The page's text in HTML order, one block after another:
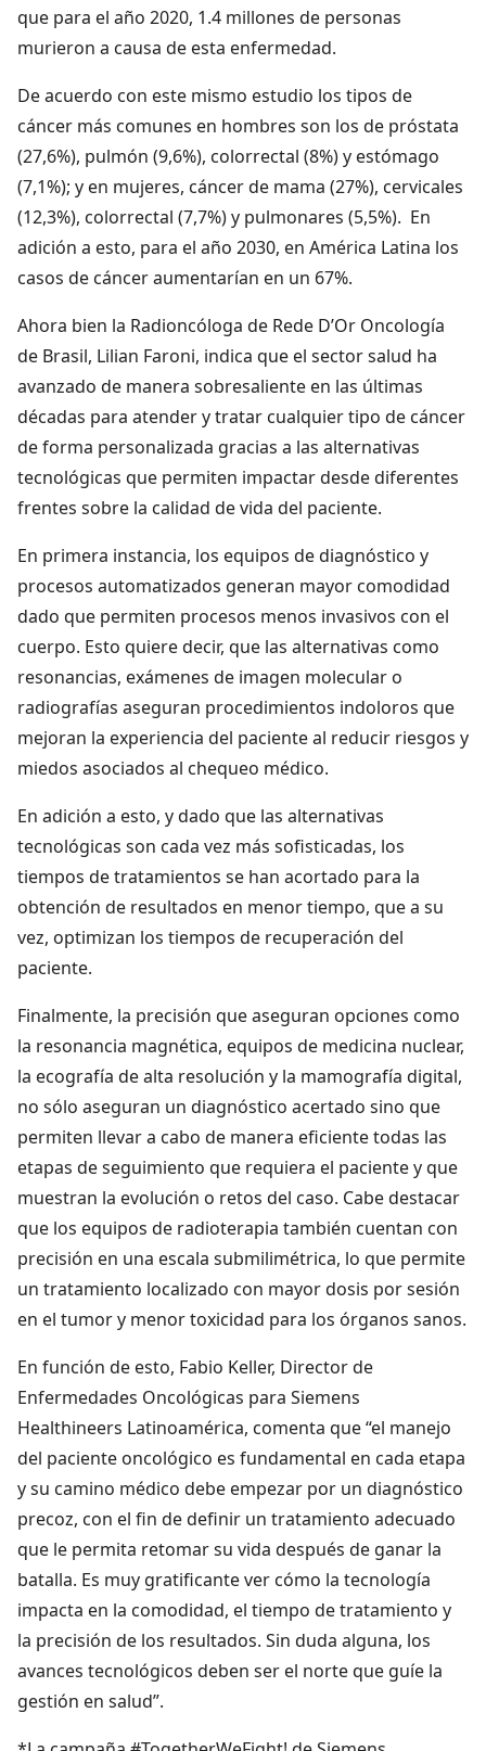
que para el año 2020, 1.4 millones de personas
murieron a causa de esta enfermedad.
De acuerdo con este mismo estudio los tipos de
cáncer más comunes en hombres son los de próstata
(27,6%), pulmón (9,6%), colorrectal (8%) y estómago
(7,1%); y en mujeres, cáncer de mama (27%), cervicales
(12,3%), colorrectal (7,7%) y pulmonares (5,5%). En
adición a esto, para el año 2030, en América Latina los
casos de cáncer aumentarían en un 67%.
Ahora bien la Radioncóloga de Rede D’Or Oncología
de Brasil, Lilian Faroni, indica que el sector salud ha
avanzado de manera sobresaliente en las últimas
décadas para atender y tratar cualquier tipo de cáncer
de forma personalizada gracias a las alternativas
tecnológicas que permiten impactar desde diferentes
frentes sobre la calidad de vida del paciente.
En primera instancia, los equipos de diagnóstico y
procesos automatizados generan mayor comodidad
dado que permiten procesos menos invasivos con el
cuerpo. Esto quiere decir, que las alternativas como
resonancias, exámenes de imagen molecular o
radiografías aseguran procedimientos indoloros que
mejoran la experiencia del paciente al reducir riesgos y
miedos asociados al chequeo médico.
En adición a esto, y dado que las alternativas
tecnológicas son cada vez más sofisticadas, los
tiempos de tratamientos se han acortado para la
obtención de resultados en menor tiempo, que a su
vez, optimizan los tiempos de recuperación del
paciente.
Finalmente, la precisión que aseguran opciones como
la resonancia magnética, equipos de medicina nuclear,
la ecografía de alta resolución y la mamografía digital,
no sólo aseguran un diagnóstico acertado sino que
permiten llevar a cabo de manera eficiente todas las
etapas de seguimiento que requiera el paciente y que
muestran la evolución o retos del caso. Cabe destacar
que los equipos de radioterapia también cuentan con
precisión en una escala submilimétrica, lo que permite
un tratamiento localizado con mayor dosis por sesión
en el tumor y menor toxicidad para los órganos sanos.
En función de esto, Fabio Keller, Director de
Enfermedades Oncológicas para Siemens
Healthineers Latinoamérica, comenta que “el manejo
del paciente oncológico es fundamental en cada etapa
y su camino médico debe empezar por un diagnóstico
precoz, con el fin de definir un tratamiento adecuado
que le permita retomar su vida después de ganar la
batalla. Es muy gratificante ver cómo la tecnología
impacta en la comodidad, el tiempo de tratamiento y
la precisión de los resultados. Sin duda alguna, los
avances tecnológicos deben ser el norte que guíe la
gestión en salud”.